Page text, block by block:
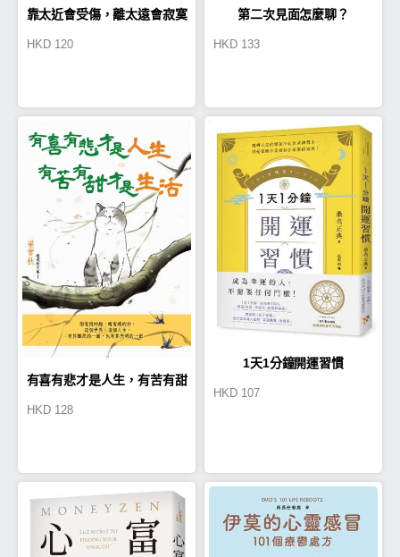
靠太近會受傷，離太遠會寂寞
HKD 120
第二次見面怎麼聊？
HKD 133
有喜有悲才是人生，有苦有甜
HKD 128
1天1分鐘開運習慣
HKD 107